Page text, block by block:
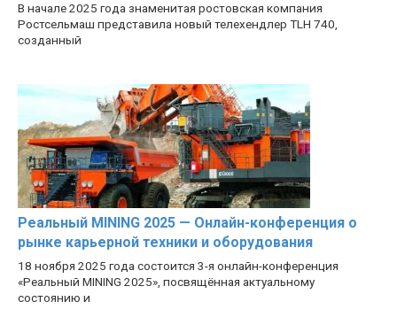
В начале 2025 года знаменитая ростовская компания
Ростсельмаш представила новый телехендлер TLH 740,
созданный
Реальный MINING 2025 — Онлайн-конференция о
рынке карьерной техники и оборудования
18 ноября 2025 года состоится 3-я онлайн-конференция
«Реальный MINING 2025», посвящённая актуальному
состоянию и